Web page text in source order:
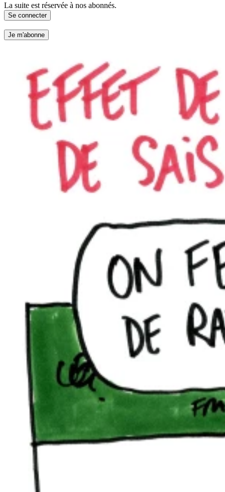
La suite est réservée à nos abonnés.
Se connecter
Je m'abonne